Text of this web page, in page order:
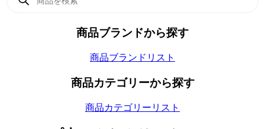
商品ブランドから探す
商品ブランドリスト
商品カテゴリーから探す
商品カテゴリーリスト